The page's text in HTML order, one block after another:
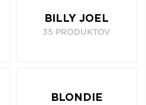
BILLY JOEL
35 PRODUKTOV
BLONDIE